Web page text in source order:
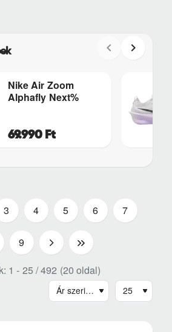
Nike Air Zoom
Alphafly Next%
69.990 Ft
3 4 5 6 7
9 >
>|
1 - 25 / 492 (20 oldal)